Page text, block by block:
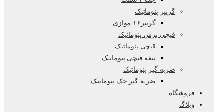
گریپر پنوماتیک
گریپر۱۶ موازی
قیچی برش پنوماتیک
قیچی پنوماتیک
تیغه قیچی پنوماتیک
ضربه گیر پنوماتیک
ضربه گیر جک پنوماتیک
فروشگاه
وبلاگ